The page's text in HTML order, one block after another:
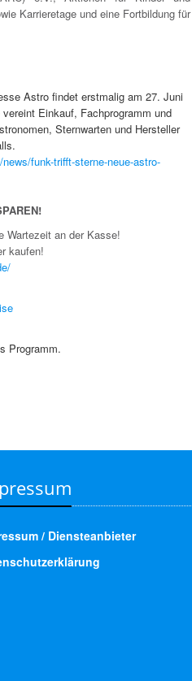
Karrieretage und eine Fortbildung für
Astro findet erstmalig am 27. Juni
Einkauf, Fachprogramm und
Sternwarten und Hersteller
funk-trifft-sterne-neue-astro-
Wartezeit an der Kasse!
kaufen!
Programm.
/ Diensteanbieter